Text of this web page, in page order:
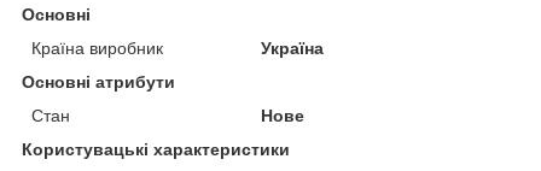
Основні
Країна виробник
Україна
Основні атрибути
Стан
Нове
Користувацькі характеристики